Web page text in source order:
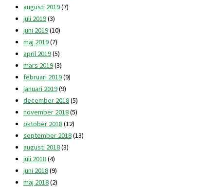
augusti 2019(7)
juli 2019(3)
juni 2019(10)
maj 2019(7)
april 2019(5)
mars 2019(3)
februari 2019(9)
januari 2019(9)
december 2018(5)
november 2018(5)
oktober 2018(12)
september 2018(13)
augusti 2018(3)
juli 2018(4)
juni 2018(9)
maj 2018(2)